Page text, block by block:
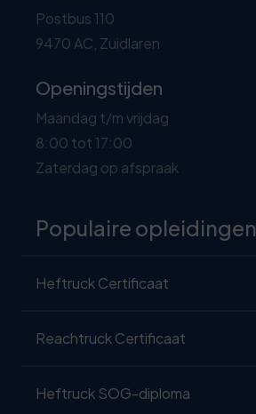
Postbus 110
9470 AC, Zuidlaren
Openingstijden
Maandag t/m vrijdag
8:00 tot 17:00
Zaterdag op afspraak
Populaire opleidingen
Heftruck Certificaat
Reachtruck Certificaat
Heftruck SOG-diploma